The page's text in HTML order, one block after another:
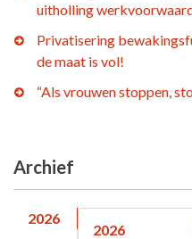
uitholling
Privatisering
de maat is vol!
“Als vrouwen stoppen,
Archief
2026
2026